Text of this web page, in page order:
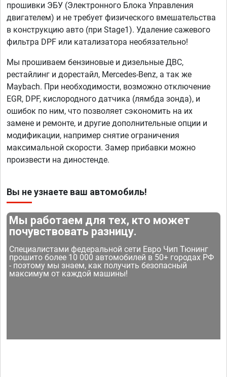
прошивки ЭБУ (Электронного Блока Управления
двигателем) и не требует физического вмешательства
в конструкцию авто (при Stage1). Удаление сажевого
фильтра DPF или катализатора необязательно!
Мы прошиваем бензиновые и дизельные ДВС,
рестайлинг и дорестайл, Mercedes-Benz, а так же
Maybach. При необходимости, возможно отключение
EGR, DPF, кислородного датчика (лямбда зонда), и
ошибок по ним, что позволяет сэкономить на их
замене и ремонте, и другие дополнительные опции и
модификации, например снятие ограничения
максимальной скорости. Замер прибавки можно
произвести на диностенде.
Вы не узнаете ваш автомобиль!
Мы работаем для тех, кто может
почувствовать разницу.
Специалистами федеральной сети Евро Чип Тюнинг
прошито более 10 000 автомобилей в 50+ городах РФ
- поэтому мы знаем, как получить безопасный
максимум от каждой машины!